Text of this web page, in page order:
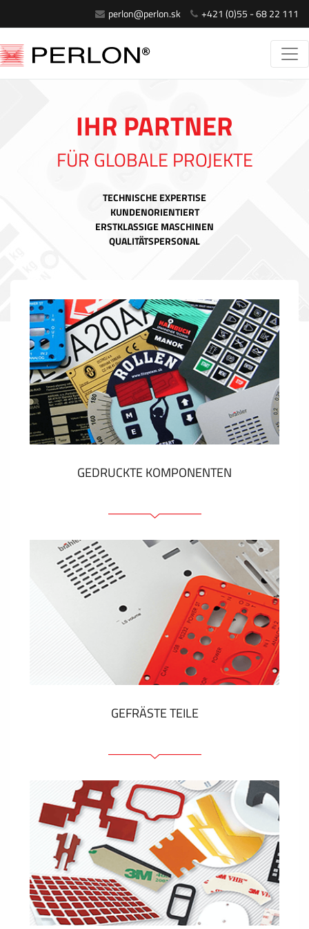
perlon@perlon.sk +421 (0)55 - 68 22 111
IHR PARTNER
FÜR GLOBALE PROJEKTE
TECHNISCHE EXPERTISE
KUNDENORIENTIERT
ERSTKLASSIGE MASCHINEN
QUALITÄTSPERSONAL
GEDRUCKTE KOMPONENTEN
Folienschilder
Folientastaturen
Metallschilder
Aufkleber und Etiketten
Kunststoff-Etiketten und Tags
ZEIGEN MEHR
GEFRÄSTE TEILE
Frontplatten (front und tragfähig)
Eloxierte Frontplatten
Farbige Frontplatten
Platten mit Befestigungselementen
Gravierte Schilder
ZEIGEN MEHR